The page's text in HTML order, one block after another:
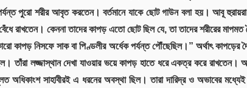
পুরো শরীর আবৃত করতেন। বর্তমানে যাকে ছোট গাউন বলা হয়। আবূ
বেঁধে রাখতেন। কেননা তাদের কাপড় এতো ছোট ছিল যে, তা তাদের শরীরের
কাপড় নিসফে সাক বা পিণ্ডলীর অর্ধেক পর্যন্ত পৌঁছেছিল।” অর্থাৎ
তাঁরা লজ্জাস্থান দেখা যাওয়ার ভয়ে কাপড় হাতে ধরে একত্র করে
অধিকাংশ সাহাবীরই এ ধরনের অবস্থা ছিল। তারা দারিদ্র ও অভাবের